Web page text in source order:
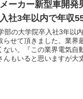
ーカー新型車開発
社3年以内で年収
部の大学院卒入社3年以
らせて頂きました。業界
ない。『この業界電気自
んもいると思いますが大